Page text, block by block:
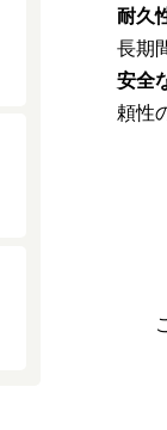
耐久
長期
安全
頼性